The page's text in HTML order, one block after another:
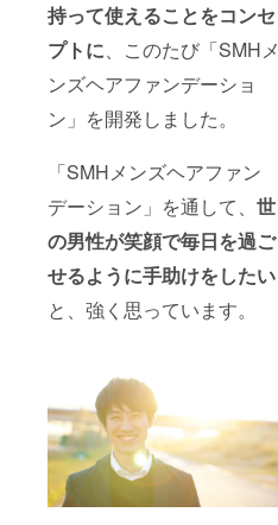
持って使えることをコンセ
プトに、このたび「SMHメ
ンズヘアファンデーショ
ン」を開発しました。
「SMHメンズヘアファン
デーション」を通して、 世
の男性が笑顔で毎日を過ご
せるように手助けをしたい
と、強く思っています。